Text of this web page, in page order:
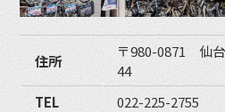
住所
〒980-0871 仙
44
TEL
022-225-2755